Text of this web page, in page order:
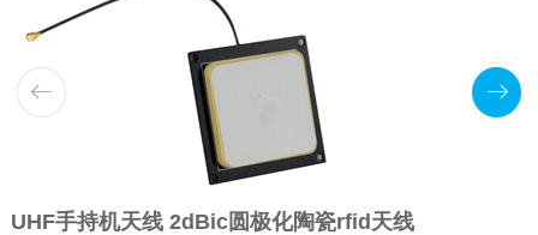
UHF手持机天线 2dBic圆极化陶瓷rfid天线